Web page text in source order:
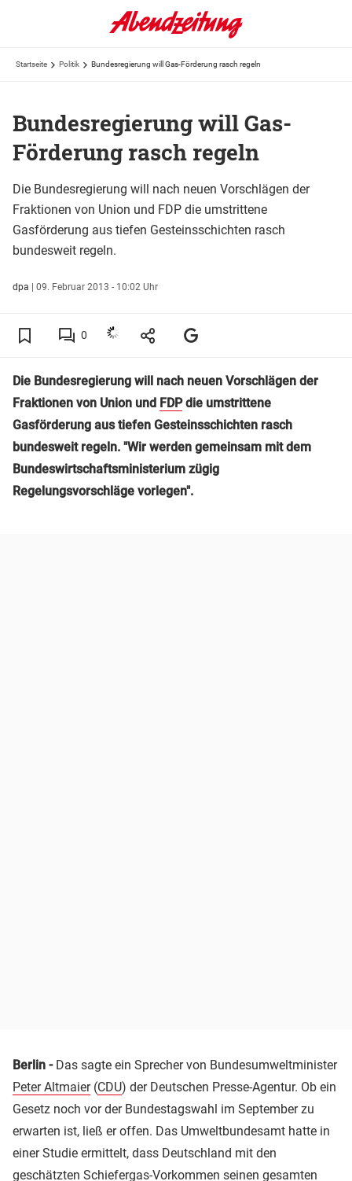
Startseite Politik Bundesregierung will Gas-Förderung rasch regeln
Bundesregierung will Gas-
Förderung rasch regeln
Die Bundesregierung will nach neuen Vorschlägen der
Fraktionen von Union und FDP die umstrittene
Gasförderung aus tiefen Gesteinsschichten rasch
bundesweit regeln.
dpa | 09. Februar 2013 - 10:02 Uhr
0
Die Bundesregierung will nach neuen Vorschlägen der
Fraktionen von Union und FDPdie umstrittene
Gasförderung aus tiefen Gesteinsschichten rasch
bundesweit regeln. "Wir werden gemeinsam mit dem
Bundeswirtschaftsministerium zügig
Regelungsvorschläge vorlegen".
Berlin - Das sagte ein Sprecher von Bundesumweltminister
Peter Altmaier(CDU) der Deutschen Presse-Agentur. Ob ein
Gesetz noch vor der Bundestagswahl im September zu
erwarten ist, ließ er offen. Das Umweltbundesamt hatte in
einer Studie ermittelt, dass Deutschland mit den
geschätzten Schiefergas-Vorkommen seinen gesamten